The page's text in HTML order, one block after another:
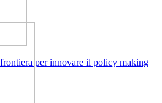
per innovare il policy making